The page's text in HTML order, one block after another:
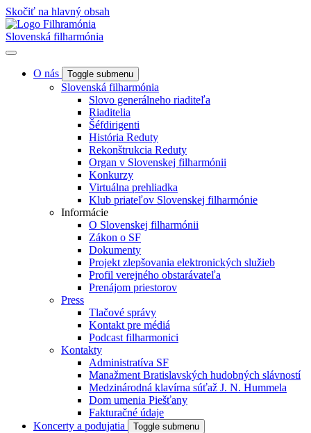
Skočiť na hlavný obsah
Slovenská filharmónia
O nás Toggle submenu
Slovenská filharmónia
Slovo generálneho riaditeľa
Riaditelia
Šéfdirigenti
História Reduty
Rekonštrukcia Reduty
Organ v Slovenskej filharmónii
Konkurzy
Virtuálna prehliadka
Klub priateľov Slovenskej filharmónie
Informácie
O Slovenskej filharmónii
Zákon o SF
Dokumenty
Projekt zlepšovania elektronických služieb
Profil verejného obstarávateľa
Prenájom priestorov
Press
Tlačové správy
Kontakt pre médiá
Podcast filharmonici
Kontakty
Administratíva SF
Manažment Bratislavských hudobných slávností
Medzinárodná klavírna súťaž J. N. Hummela
Dom umenia Piešťany
Fakturačné údaje
Koncerty a podujatia
Toggle submenu